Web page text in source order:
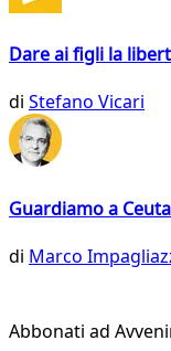
Dare ai figli la
di Stefano Vicari
Guardiamo a
di Marco
Abbonati ad